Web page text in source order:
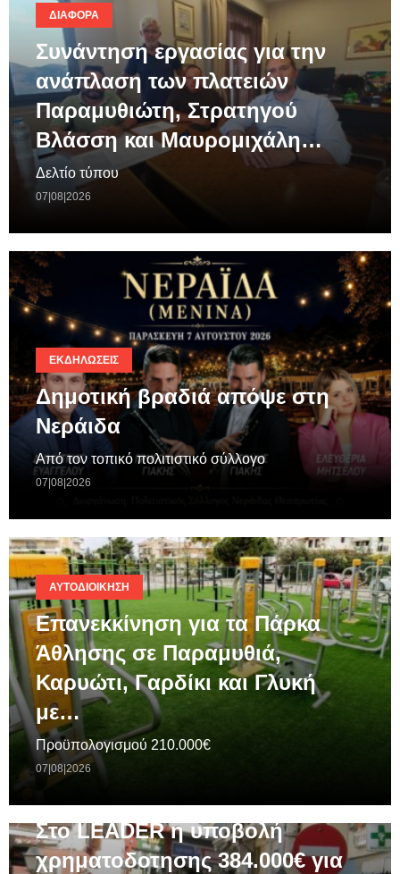
ΔΙΆΦΟΡΑ
Συνάντηση εργασίας για την
ανάπλαση των πλατειών
Παραμυθιώτη, Στρατηγού
Βλάσση και Μαυρομιχάλη…
Δελτίο τύπου
07|08|2026
ΕΚΔΗΛΏΣΕΙΣ
Δημοτική βραδιά απόψε στη
Νεράιδα
Από τον τοπικό πολιτιστικό σύλλογο
07|08|2026
ΑΥΤΟΔΙΟΊΚΗΣΗ
Επανεκκίνηση για τα Πάρκα
Άθλησης σε Παραμυθιά,
Καρυώτι, Γαρδίκι και Γλυκή
με…
Προϋπολογισμού 210.000€
07|08|2026
Στο LEADER η υποβολή
χρηματοδοτησης 384.000€ για